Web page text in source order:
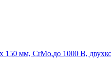
150 мм, CrMo,до 1000 В,